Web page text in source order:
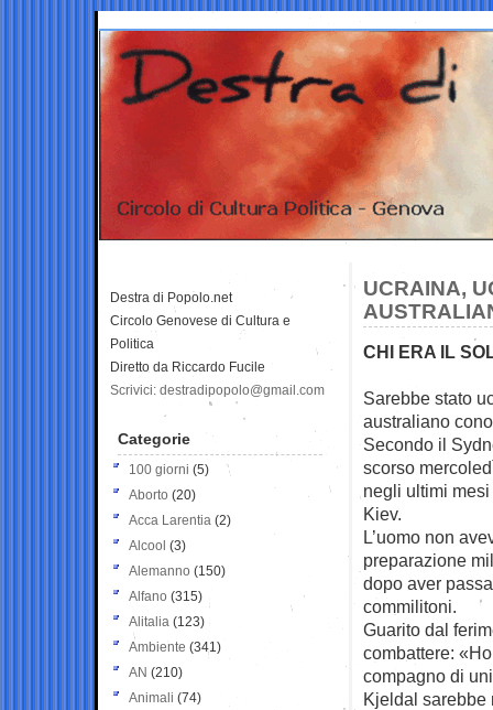
UCRAINA,
CHI ERA IL
Sarebbe stato
australiano
Secondo il
scorso
negli ultimi
Kiev.
L’uomo non
preparazione
dopo aver
commilitoni.
Guarito dal
combattere:
compagno di
Kjeldal sarebbe
Destra di Popolo.net
Circolo Genovese di Cultura e
Politica
Diretto da Riccardo Fucile
Scrivici: destradipopolo@gmail.com
Categorie
100 giorni (5)
Aborto (20)
Acca Larentia (2)
Alcool (3)
Alemanno (150)
Alfano (315)
Alitalia (123)
Ambiente (341)
AN (210)
Animali (74)